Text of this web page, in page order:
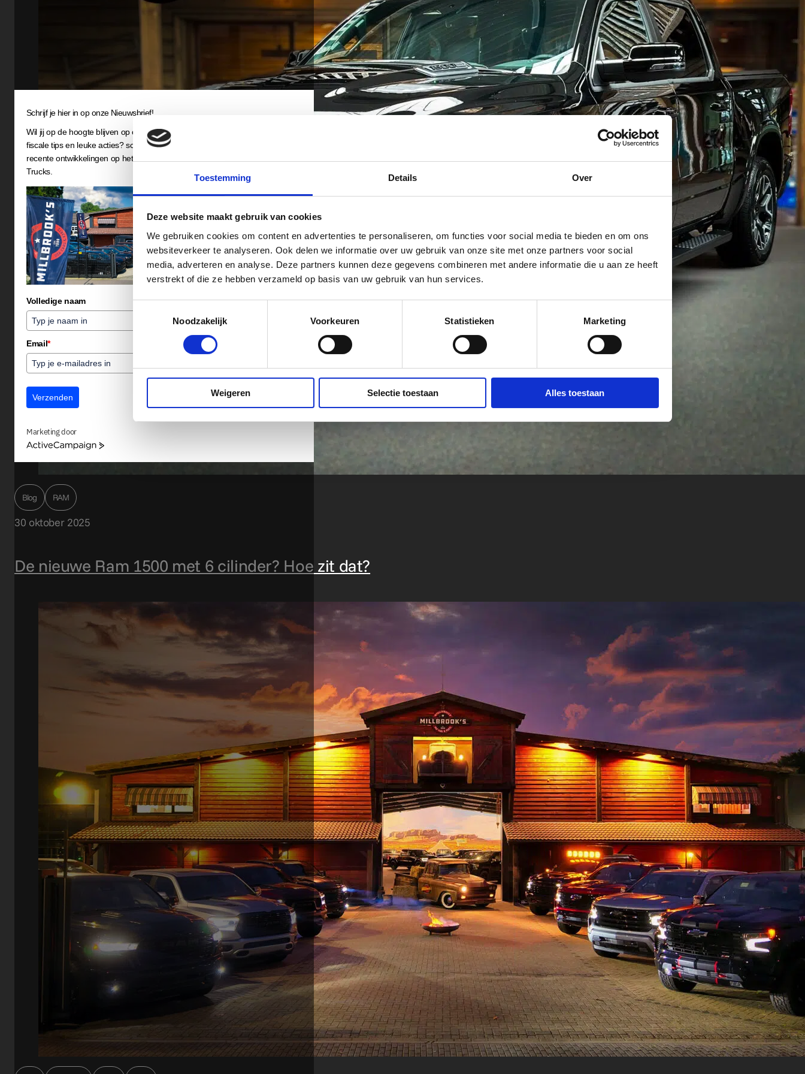
Toestemming Details Over
Deze website maakt gebruik van cookies
We gebruiken cookies om content en advertenties te personaliseren, om functies voor social media te bieden en om ons
websiteverkeer te analyseren. Ook delen we informatie over uw gebruik van onze site met onze partners voor social
media, adverteren en analyse. Deze partners kunnen deze gegevens combineren met andere informatie die u aan ze heeft
verstrekt of die ze hebben verzameld op basis van uw gebruik van hun services.
Noodzakelijk
Voorkeuren Statistieken Marketing
Weigeren Selectie toestaan Alles toestaan
Blog RAM
30 oktober 2025
De nieuwe Ram 1500 met 6 cilinder? Hoe zit dat?
Schrijf je hier in op onze Nieuwsbrief!
Wil jij op de hoogte blijven op o.a het gebied van Pick-Ups, nieuwe modellen,
fiscale tips en leuke acties? schrijf je in op onze nieuwsbrief en mis nooit de
recente ontwikkelingen op het gebied van RAM, Chevrolet en GMC Pick-Up
Trucks.
Volledige naam
Email*
Verzenden
Marketing door
ActiveCampaign